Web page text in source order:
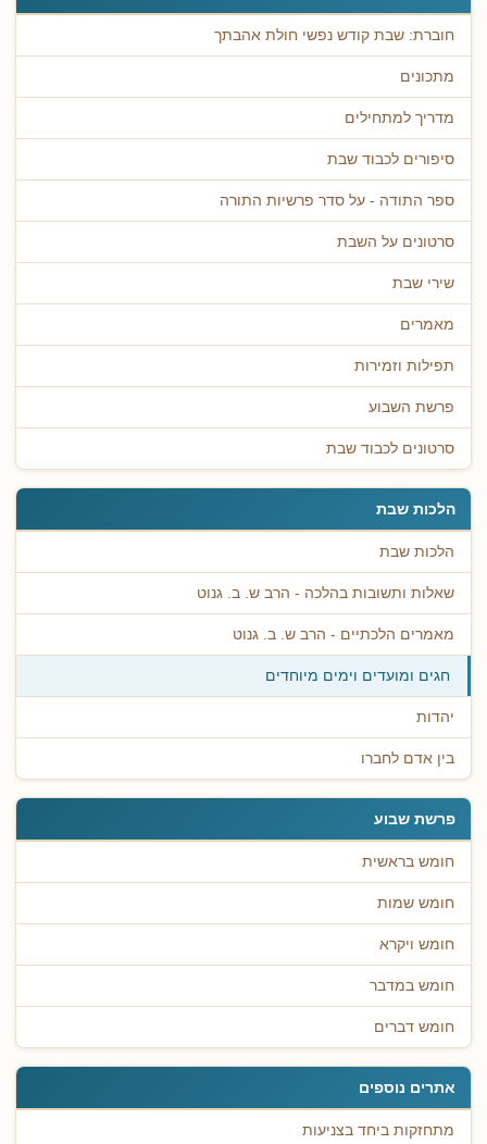
חוברת: שבת קודש נפשי חולת אהבתך
מתכונים
מדריך למתחילים
סיפורים לכבוד שבת
ספר התודה - על סדר פרשיות התורה
סרטונים על השבת
שירי שבת
מאמרים
תפילות וזמירות
פרשת השבוע
סרטונים לכבוד שבת
הלכות שבת
הלכות שבת
שאלות ותשובות בהלכה - הרב ש. ב. גנוט
מאמרים הלכתיים - הרב ש. ב. גנוט
חגים ומועדים וימים מיוחדים
יהדות
בין אדם לחברו
פרשת שבוע
חומש בראשית
חומש שמות
חומש ויקרא
חומש במדבר
חומש דברים
אתרים נוספים
מתחזקות ביחד בצניעות